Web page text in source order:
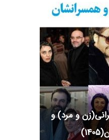
و مرد) و